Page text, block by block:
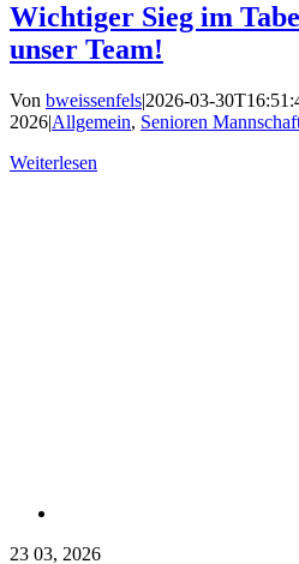
Wichtiger Sieg im
unser Team!
Von bweissenfels|2026-03-
2026|Allgemein, Senioren
Weiterlesen
23 03, 2026